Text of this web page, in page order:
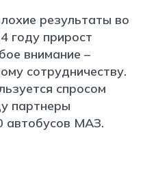
результаты во
году прирост
внимание –
сотрудничеству.
спросом
партнеры
автобусов МАЗ.